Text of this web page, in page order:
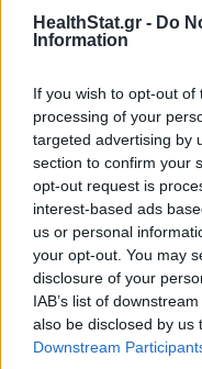
HealthStat.gr - Do
Information
If you wish to opt-out
processing of your
targeted advertising by
section to confirm your
opt-out request is
interest-based ads
us or personal
your opt-out. You may
disclosure of your
IAB’s list of
also be disclosed by us
Downstream
ΠΕΡΙΣΣΟΤΕΡΑ
08